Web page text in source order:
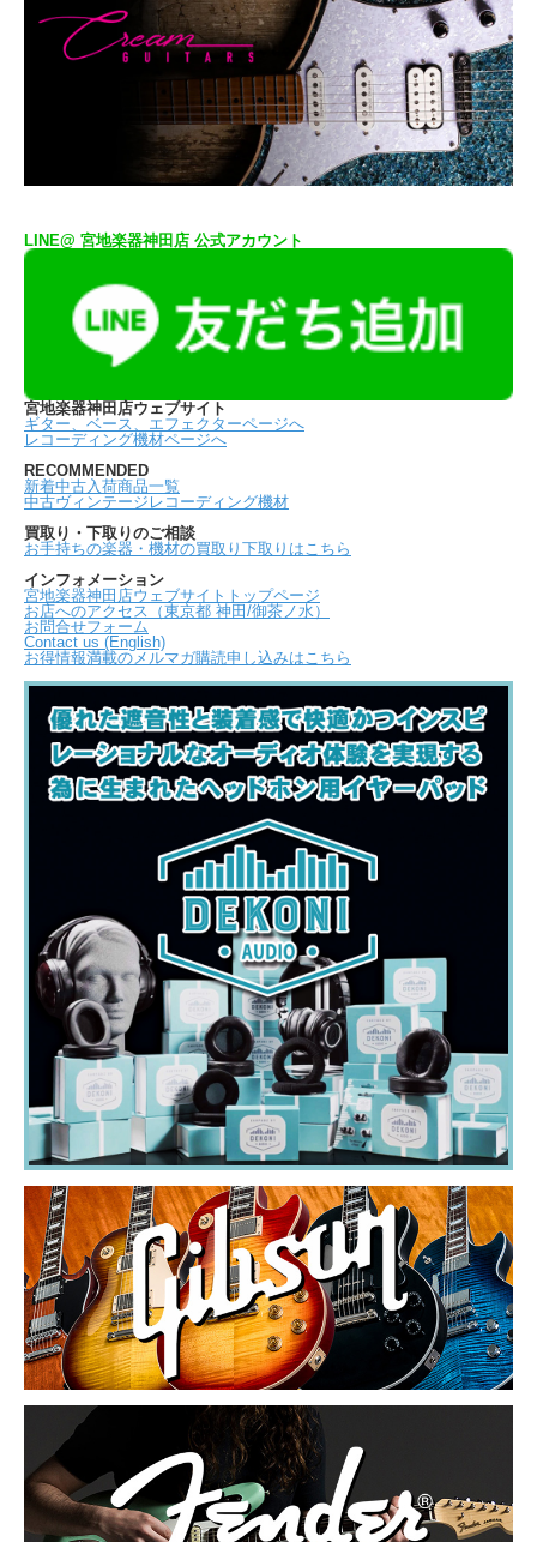
LINE@ 宮地楽器神田店 公式アカウント
宮地楽器神田店ウェブサイト
ギター、ベース、エフェクターページへ
レコーディング機材ページへ
RECOMMENDED
新着中古入荷商品一覧
中古ヴィンテージレコーディング機材
買取り・下取りのご相談
お手持ちの楽器・機材の買取り下取りはこちら
インフォメーション
宮地楽器神田店ウェブサイトトップページ
お店へのアクセス（東京都 神田/御茶ノ水）
お問合せフォーム
Contact us (English)
お得情報満載のメルマガ購読申し込みはこちら